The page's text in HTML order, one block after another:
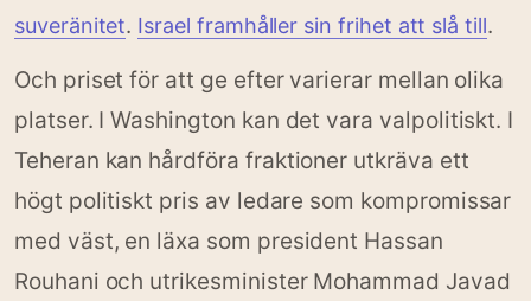
suveränitet. Israel framhåller sin frihet att slå till.
Och priset för att ge efter varierar mellan olika
platser. I Washington kan det vara valpolitiskt. I
Teheran kan hårdföra fraktioner utkräva ett
högt politiskt pris av ledare som kompromissar
med väst, en läxa som president Hassan
Rouhani och utrikesminister Mohammad Javad